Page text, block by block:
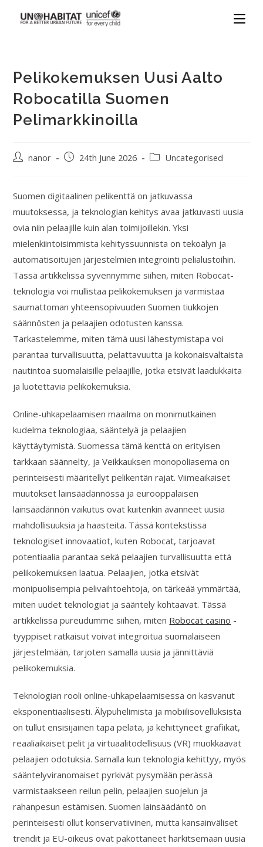
Pelikokemuksen Uusi Aalto
Robocatilla Suomen
Pelimarkkinoilla
nanor 24th June 2026 Uncategorised
Suomen digitaalinen pelikenttä on jatkuvassa
muutoksessa, ja teknologian kehitys avaa jatkuvasti uusia
ovia niin pelaajille kuin alan toimijoillekin. Yksi
mielenkiintoisimmista kehityssuunnista on tekoälyn ja
automatisoitujen järjestelmien integrointi pelialustoihin.
Tässä artikkelissa syvennymme siihen, miten Robocat-
teknologia voi mullistaa pelikokemuksen ja varmistaa
saumattoman yhteensopivuuden Suomen tiukkojen
säännösten ja pelaajien odotusten kanssa.
Tarkastelemme, miten tämä uusi lähestymistapa voi
parantaa turvallisuutta, pelattavuutta ja kokonaisvaltaista
nautintoa suomalaisille pelaajille, jotka etsivät laadukkaita
ja luotettavia pelikokemuksia.
Online-uhkapelaamisen maailma on monimutkainen
kudelma teknologiaa, sääntelyä ja pelaajien
käyttäytymistä. Suomessa tämä kenttä on erityisen
tarkkaan säännelty, ja Veikkauksen monopoliasema on
perinteisesti määritellyt pelikentän rajat. Viimeaikaiset
muutokset lainsäädännössä ja eurooppalaisen
lainsäädännön vaikutus ovat kuitenkin avanneet uusia
mahdollisuuksia ja haasteita. Tässä kontekstissa
teknologiset innovaatiot, kuten Robocat, tarjoavat
potentiaalia parantaa sekä pelaajien turvallisuutta että
pelikokemuksen laatua. Pelaajien, jotka etsivät
monipuolisempia pelivaihtoehtoja, on tärkeää ymmärtää,
miten uudet teknologiat ja sääntely kohtaavat. Tässä
artikkelissa pureudumme siihen, miten Robocat casino -
tyyppiset ratkaisut voivat integroitua suomalaiseen
järjestelmään, tarjoten samalla uusia ja jännittäviä
pelikokemuksia.
Teknologian rooli online-uhkapelaamisessa on kasvanut
eksponentiaalisesti. Älypuhelimista ja mobiilisovelluksista
on tullut ensisijainen tapa pelata, ja kehittyneet grafiikat,
reaaliaikaiset pelit ja virtuaalitodellisuus (VR) muokkaavat
pelaajien odotuksia. Samalla kun teknologia kehittyy, myös
sääntelyviranomaiset pyrkivät pysymään perässä
varmistaakseen reilun pelin, pelaajien suojelun ja
rahanpesun estämisen. Suomen lainsäädäntö on
perinteisesti ollut konservatiivinen, mutta kansainväliset
trendit ja EU-oikeus ovat pakottaneet harkitsemaan uusia